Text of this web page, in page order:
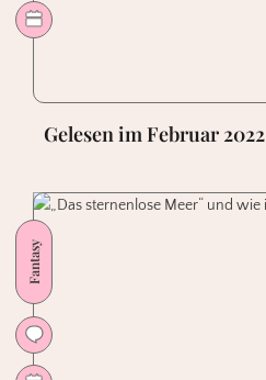
Gelesen im Februar 2022
Fantasy